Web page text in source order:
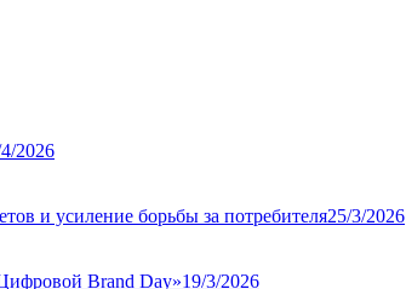
2026
и усиление борьбы за потребителя25/3/2026
Brand Day»19/3/2026